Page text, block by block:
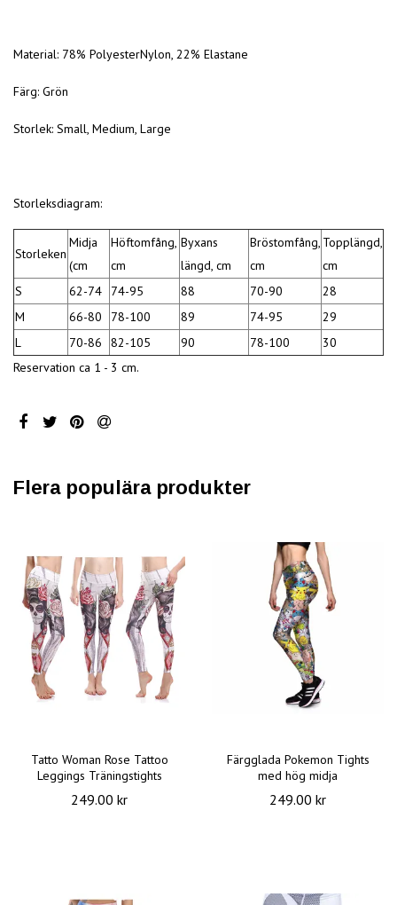
Material: 78% PolyesterNylon, 22% Elastane
Färg: Grön
Storlek: Small, Medium, Large
Storleksdiagram:
Storleken
Midja
(cm
Höftomfång,
cm
Byxans
längd, cm
Bröstomfång,
cm
Topplängd,
cm
S
62-74 74-95 88 70-90
28
M
66-80 78-100 89 74-95
29
L
70-86 82-105 90 78-100
30
Reservation ca 1 - 3 cm.
Flera populära produkter
Tatto Woman Rose Tattoo
Leggings Träningstights
249.00 kr
Färgglada Pokemon Tights
med hög midja
249.00 kr